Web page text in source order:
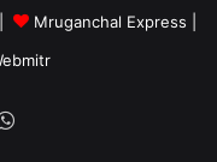
Mruganchal Express
WhatsApp